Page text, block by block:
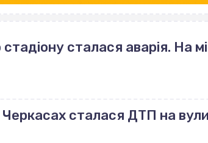
сталася аварія. На
Черкасах сталася ДТП на